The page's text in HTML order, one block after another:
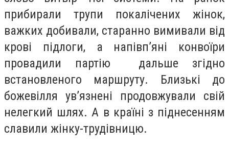
прибирали трупи покалічених жінок,
важких добивали, старанно вимивали від
крові підлоги, а напівп’яні конвоїри
провадили партію дальше згідно
встановленого маршруту. Близькі до
божевілля ув’язнені продовжували свій
нелегкий шлях. А в країні з піднесенням
славили жінку-трудівницю.